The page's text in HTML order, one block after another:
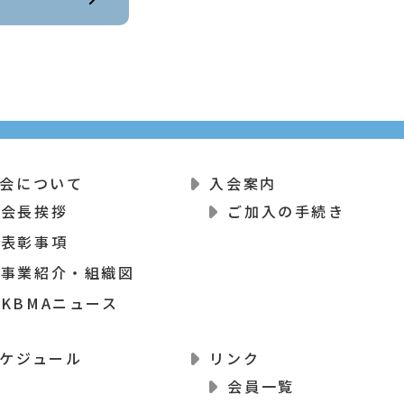
について
会長挨拶
表彰事項
事業紹介・組織図
KBMAニュース
入会案内
ご加入の手続き
ジュール
リンク
会員一覧